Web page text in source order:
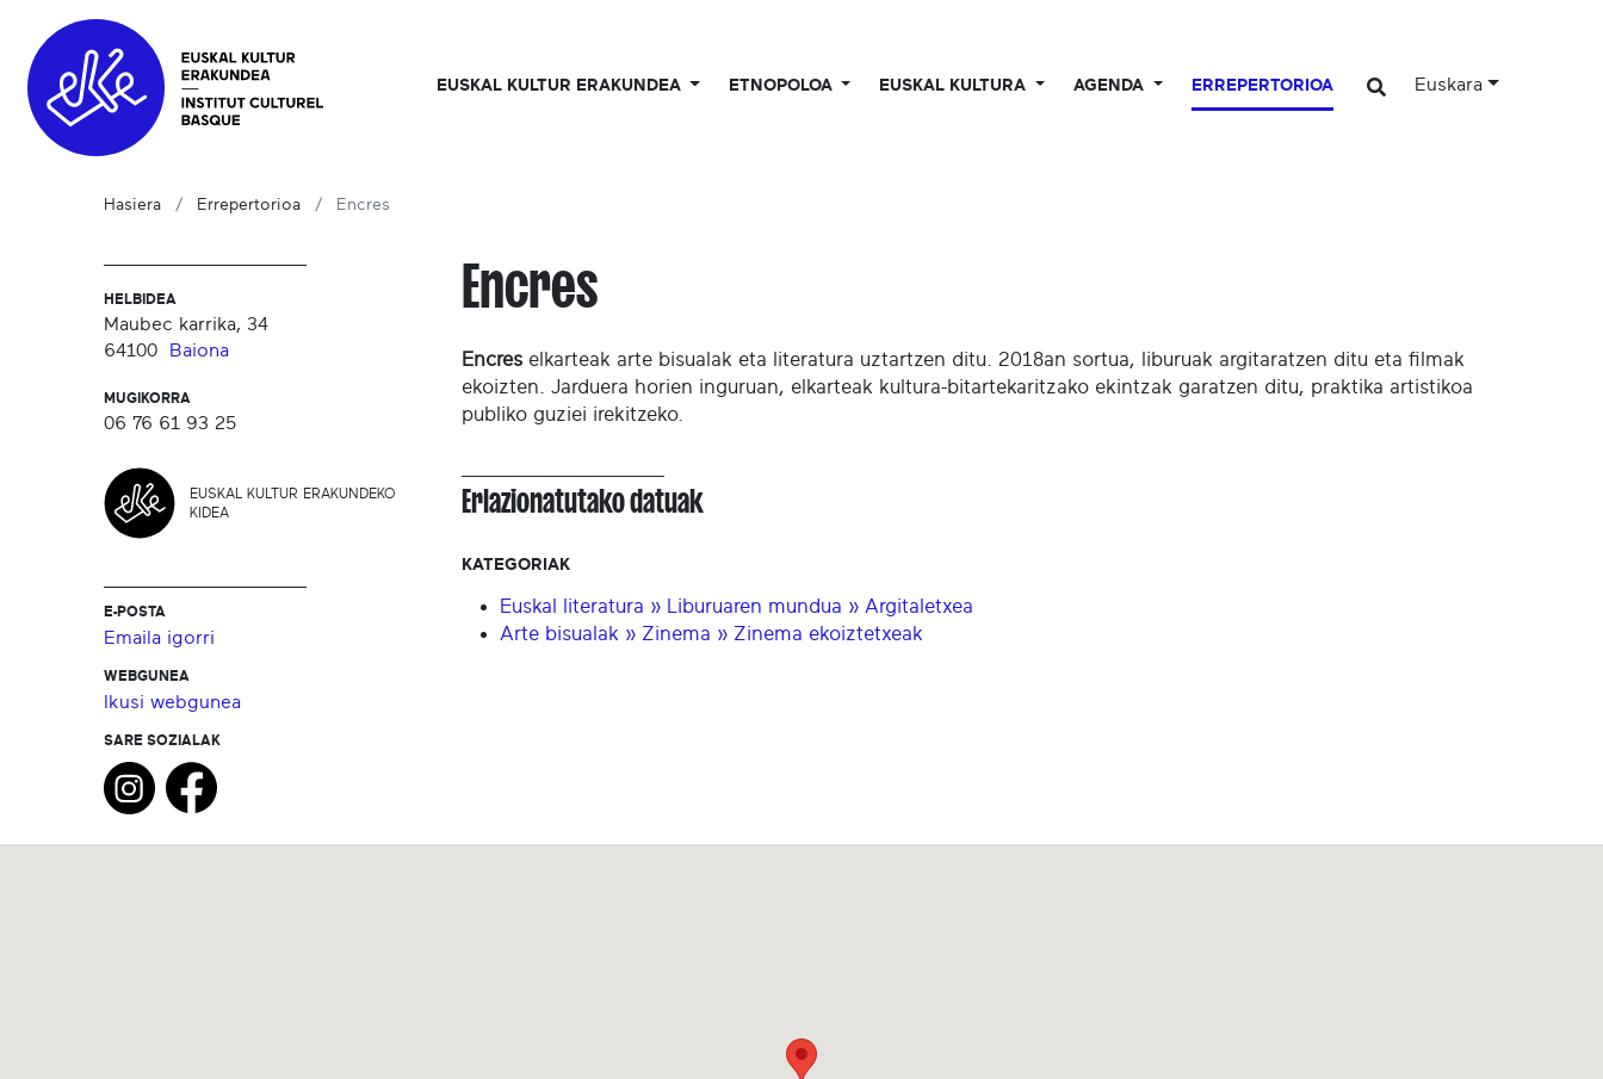
EUSKAL KULTUR ERAKUNDEA ETNOPOLOA EUSKAL KULTURA AGENDA ERREPERTORIOA Euskara
Hasiera Errepertorioa Encres
HELBIDEA
Maubec karrika, 34
64100
Baiona
MUGIKORRA
06 76 61 93 25
EUSKAL KULTUR ERAKUNDEKO
KIDEA
E-POSTA
Emaila igorri
WEBGUNEA
Ikusi webgunea
SARE SOZIALAK
Encres
Encres elkarteak arte bisualak eta literatura uztartzen ditu. 2018an sortua, liburuak argitaratzen ditu eta filmak
ekoizten. Jarduera horien inguruan, elkarteak kultura-bitartekaritzako ekintzak garatzen ditu, praktika artistikoa
publiko guziei irekitzeko.
Erlazionatutako datuak
KATEGORIAK
Euskal literatura » Liburuaren mundua » Argitaletxea
Arte bisualak » Zinema » Zinema ekoiztetxeak